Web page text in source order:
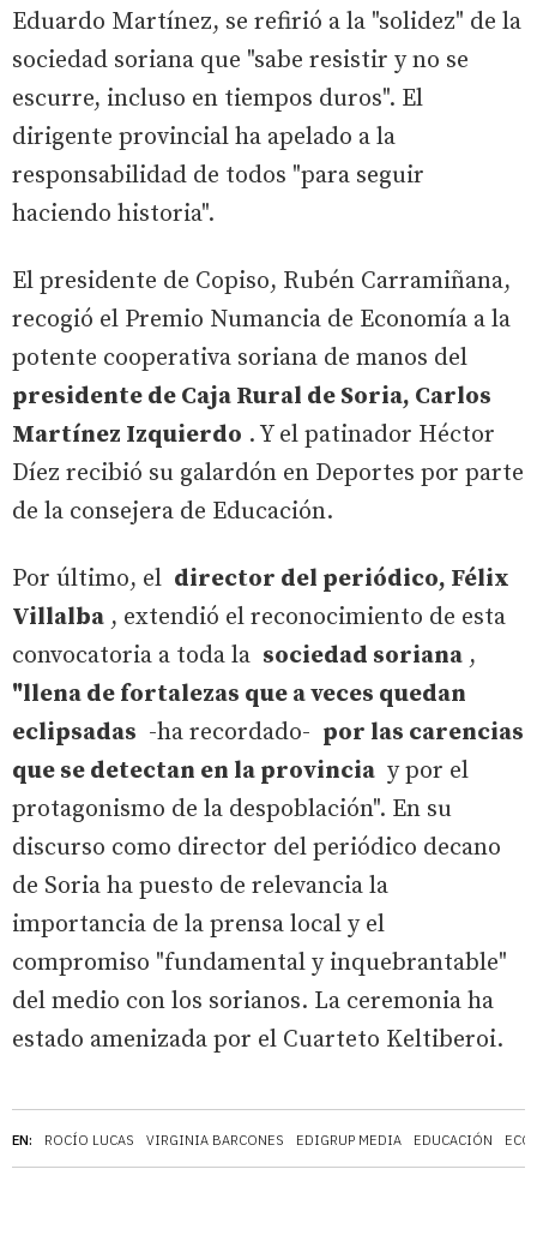
EN: ROCÍO LUCAS VIRGINIA BARCONES EDIGRUP MEDIA EDUCACIÓN
Eduardo Martínez, se refirió a la "solidez" de la
sociedad soriana que "sabe resistir y no se
escurre, incluso en tiempos duros". El
dirigente provincial ha apelado a la
responsabilidad de todos "para seguir
haciendo historia".
El presidente de Copiso, Rubén Carramiñana,
recogió el Premio Numancia de Economía a la
potente cooperativa soriana de manos del
presidente de Caja Rural de Soria, Carlos
Martínez Izquierdo . Y el patinador Héctor
Díez recibió su galardón en Deportes por parte
de la consejera de Educación.
Por último, el director del periódico, Félix
Villalba , extendió el reconocimiento de esta
convocatoria a toda la sociedad soriana ,
"llena de fortalezas que a veces quedan
eclipsadas -ha recordado- por las carencias
que se detectan en la provincia y por el
protagonismo de la despoblación". En su
discurso como director del periódico decano
de Soria ha puesto de relevancia la
importancia de la prensa local y el
compromiso "fundamental y inquebrantable"
del medio con los sorianos. La ceremonia ha
estado amenizada por el Cuarteto Keltiberoi.